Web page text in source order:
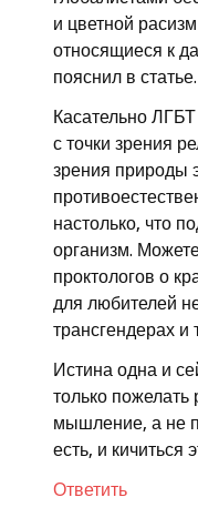
и цветной
относящиеся к
пояснил в статье.
Касательно
с точки зрения
зрения природы
настолько, что
организм.
проктологов о
для любителей
трансгендерах и
Истина одна и
только пожелать
мышление, а не
есть, и кичиться
Ответить